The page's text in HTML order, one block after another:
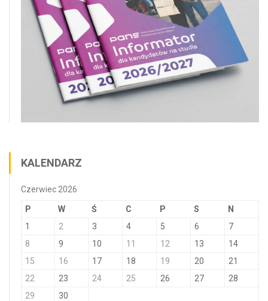
KALENDARZ
Czerwiec 2026
P W Ś C P S N
1 2 3 4 5 6
7
8
9 10 11 12 13
14
15
16 17 18 19 20
21
22
23 24 25 26 27
28
29
30